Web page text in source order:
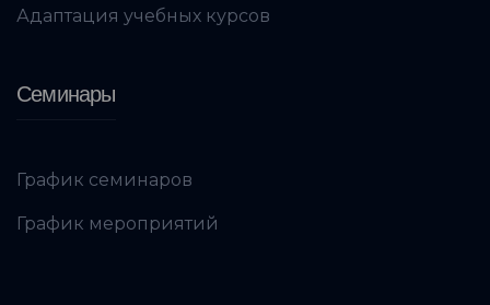
Адаптация учебных курсов
Семинары
График семинаров
График мероприятий